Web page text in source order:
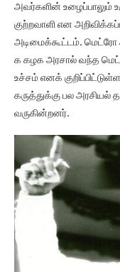
அவர்களின் உழைப்பாலும்
குற்றவாளி என
அடிமைக்கூட்டம்.
க கழக அரசால் வந்த
உச்சம் எனக்
கருத்துக்கு பல
வருகின்றனர்.